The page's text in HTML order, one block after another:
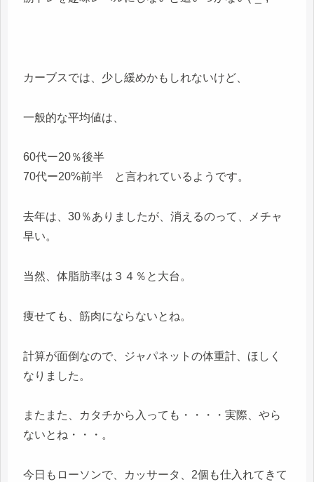
カーブスでは、少し緩めかもしれないけど、
一般的な平均値は、
60代ー20％後半
70代ー20%前半 と言われているようです。
去年は、30％ありましたが、消えるのって、メチャ
早い。
当然、体脂肪率は３４％と大台。
痩せても、筋肉にならないとね。
計算が面倒なので、ジャパネットの体重計、ほしく
なりました。
またまた、カタチから入っても・・・・実際、やら
ないとね・・・。
今日もローソンで、カッサータ、2個も仕入れてきて